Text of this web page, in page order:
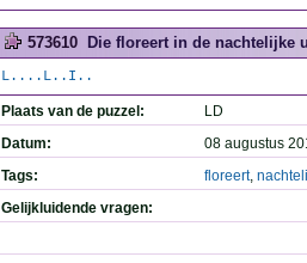
573610 Die floreert in de nachtelijke
L....L..I..
Plaats van de puzzel:
LD
Datum:
08 augustus
Tags:
floreert,
Gelijkluidende vragen: